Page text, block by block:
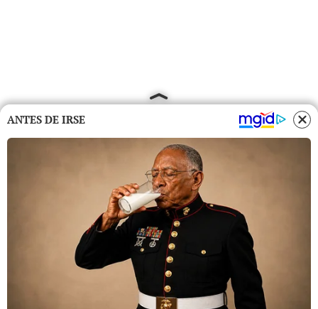
ANTES DE IRSE